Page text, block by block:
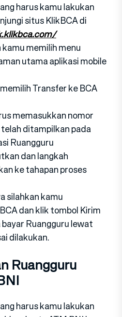
harus kamu lakukan
situs KlikBCA di
memilih menu
utama aplikasi mobile
Transfer ke BCA
memasukkan nomor
ditampilkan pada
Ruangguru
dan langkah
ke tahapan proses
silahkan kamu
dan klik tombol Kirim
bayar Ruangguru lewat
dilakukan.
Ruangguru
harus kamu lakukan